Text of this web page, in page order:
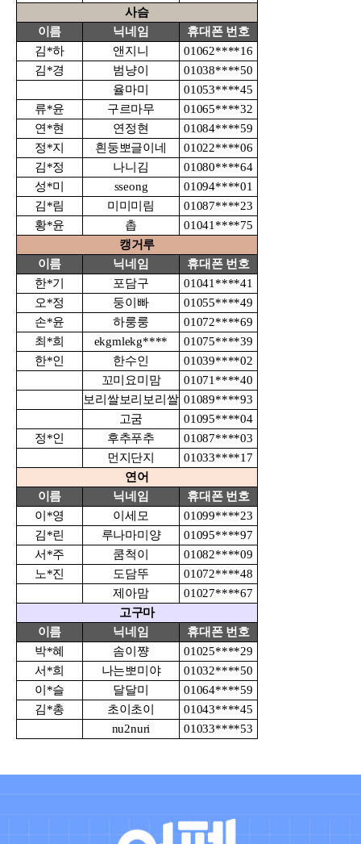
사슴
이름
닉네임
휴대폰 번호
김*하
앤지니
01062****16
김*경
범냥이
01038****50
율마미
01053****45
류*윤
구르마무
01065****32
연*현
연정현
01084****59
정*지
흰둥뽀글이네
01022****06
김*정
나니김
01080****64
성*미
sseong
01094****01
김*림
미미미림
01087****23
황*윤
촙
01041****75
캥거루
이름
닉네임
휴대폰 번호
한*기
포담구
01041****41
오*정
둥이빠
01055****49
손*윤
하룽룽
01072****69
최*희
ekgmlekg****
01075****39
한*인
한수인
01039****02
꼬미요미맘
01071****40
보리쌀보리보리쌀 01089****93
고굼
01095****04
정*인
후추푸추
01087****03
먼지단지
01033****17
연어
이름
닉네임
휴대폰 번호
이*영
이세모
01099****23
김*린
루나마미양
01095****97
서*주
쿰척이
01082****09
노*진
도담뚜
01072****48
제아맘
01027****67
고구마
이름
닉네임
휴대폰 번호
박*혜
솜이쨩
01025****29
서*희
나는뽀미야
01032****50
이*슬
달달미
01064****59
김*총
초이초이
01043****45
nu2nuri
01033****53